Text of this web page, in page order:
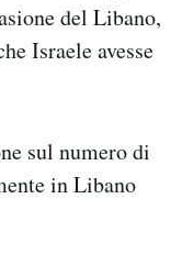
del Libano,
Israele avesse
sul numero di
in Libano